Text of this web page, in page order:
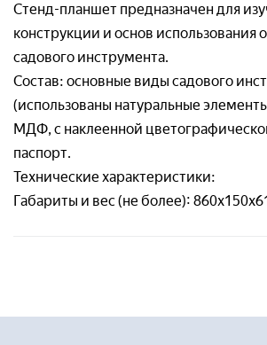
Стенд-планшет предназначен для
конструкции и основ использования
садового инструмента.
Состав: основные виды садового
(использованы натуральные
МДФ, с наклеенной
паспорт.
Технические характеристики:
Габариты и вес (не более):
Отправляя заявку, я
Пользовательским
Отправляя заявку, я
Пользовательским соглашением
Отправляя заявку, я
Пользовательским